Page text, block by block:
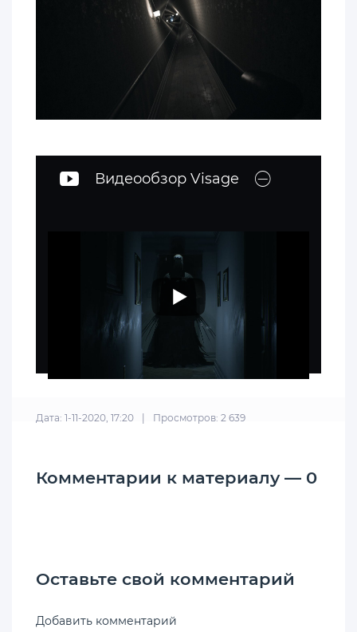
Видеообзор Visage
Дата: 1-11-2020, 17:20 Просмотров: 2 639
Комментарии к материалу — 0
Оставьте свой комментарий
Добавить комментарий